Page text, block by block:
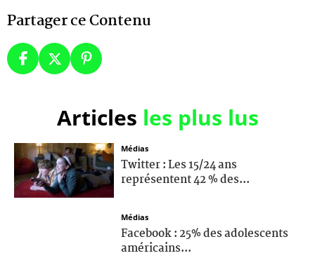
Partager ce Contenu
Articles les plus lus
Médias
Twitter : Les 15/24 ans
représentent 42 % des...
Médias
Facebook : 25% des adolescents
américains...